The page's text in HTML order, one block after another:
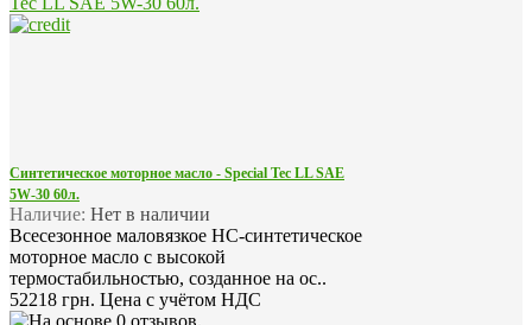
Синтетическое моторное масло - Special Tec LL SAE
5W-30 60л.
Наличие: Нет в наличии
Всесезонное маловязкое HC-синтетическое
моторное масло с высокой
термостабильностью, созданное на ос..
52218 грн. Цена с учётом НДС